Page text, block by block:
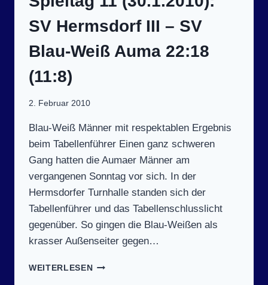
SV Z
IEGELHEIM I
I 4
4:30 (
22:11)
SV Hermsdorf III – SV
Blau-Weiß Auma 22:18
(11:8)
2. Februar 2010
Blau-Weiß Männer mit respektablen Ergebnis
beim Tabellenführer Einen ganz schweren
Gang hatten die Aumaer Männer am
vergangenen Sonntag vor sich. In der
Hermsdorfer Turnhalle standen sich der
Tabellenführer und das Tabellenschlusslicht
gegenüber. So gingen die Blau-Weißen als
krasser Außenseiter gegen…
WEITERLESENSPIELTAG